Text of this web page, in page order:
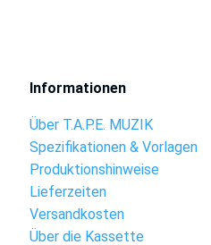
Informationen
Über T.A.P.E. MUZIK
Spezifikationen & Vorlagen
Produktionshinweise
Lieferzeiten
Versandkosten
Über die Kassette